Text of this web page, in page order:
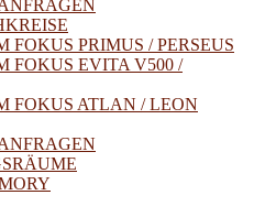
FOKUS PRIMUS / PERSEUS
FOKUS EVITA V500 /
FOKUS ATLAN / LEON